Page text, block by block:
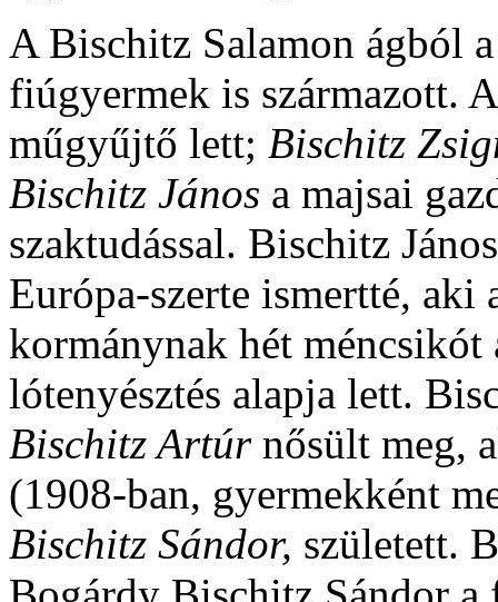
A Bischitz Salamon ágból
fiúgyermek is származott.
műgyűjtő lett; Bischitz
Bischitz János a majsai
szaktudással. Bischitz
Európa-szerte ismertté, aki
kormánynak hét méncsikót
lótenyésztés alapja lett.
Bischitz Artúr nősült meg,
(1908-ban, gyermekként
Bischitz Sándor, született.